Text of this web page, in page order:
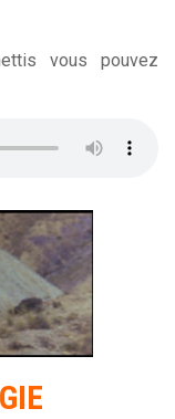
vous pouvez